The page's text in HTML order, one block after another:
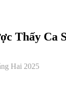
Thấy Ca
Hai 2025